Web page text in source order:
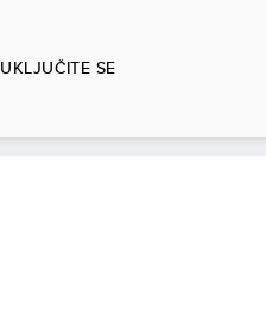
UKLJUČITE SE